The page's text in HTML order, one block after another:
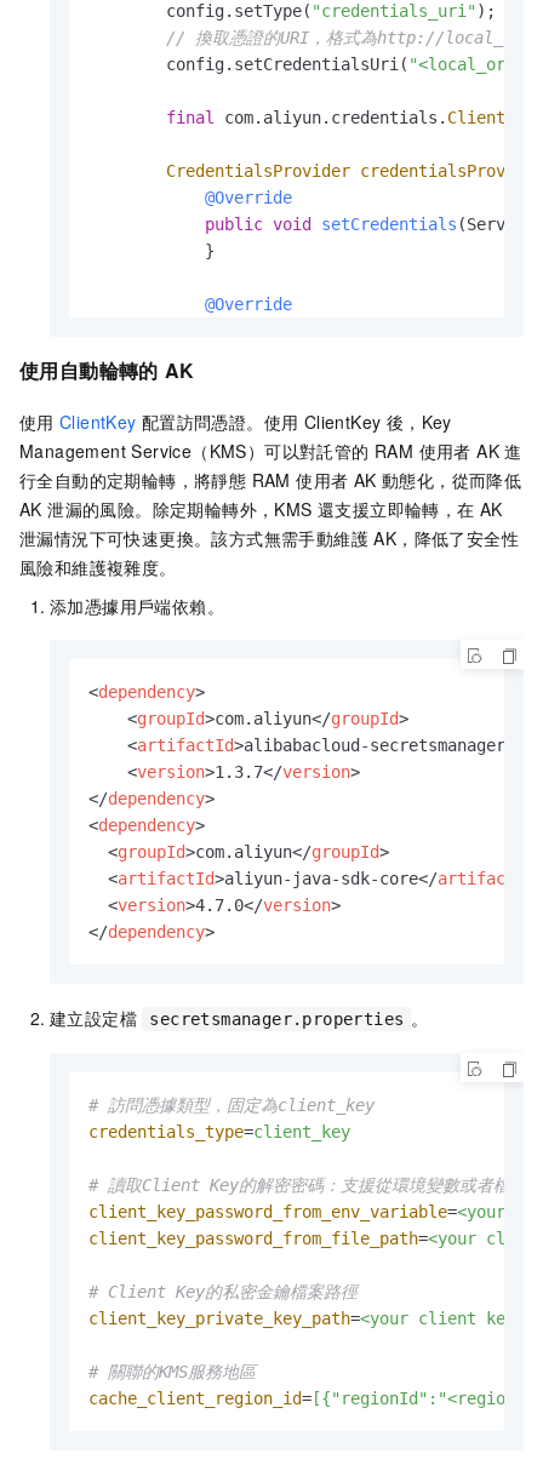
        config.setType(
"credentials_uri" );
// 換取憑證的URI，格式為http://
        config.setCredentialsUri(
final com.aliyun.credentials. Client
CredentialsProvider credentialsProvider
@Override
public void setCredentials
            }
@Override
            }
        };
// 使用credentialsProvider進行後續操作...
    }
}
使用自動輪轉的 AK
使用 ClientKey 配置訪問憑證。使用 ClientKey 後，Key
Management Service（KMS）可以對託管的 RAM 使用者 AK 進
行全自動的定期輪轉，將靜態 RAM 使用者 AK 動態化，從而降低
AK 泄漏的風險。除定期輪轉外，KMS 還支援立即輪轉，在 AK
泄漏情況下可快速更換。該方式無需手動維護 AK，降低了安全性
風險和維護複雜度。
添加憑據用戶端依賴。
<dependency>
<groupId>com.aliyun</groupId>
<artifactId>alibabacloud-secretsmanager-
<version>1.3.7</version>
</dependency>
<dependency>
<groupId>com.aliyun</groupId>
<artifactId>aliyun-java-sdk-core</artifactId
<version>4.7.0</version>
</dependency>
建立設定檔 secretsmanager.properties 。
# 訪問憑據類型，固定為client_key
credentials_type=client_key
# 讀取Client Key的解密密碼：支援從環境變數或者檔案
client_key_password_from_env_variable=<your
client_key_password_from_file_path=<your
# Client Key的私密金鑰檔案路徑
client_key_private_key_path=<your client key
# 關聯的KMS服務地區
cache_client_region_id=